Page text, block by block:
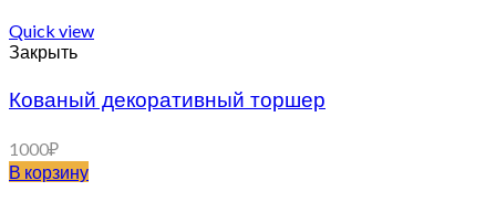
Quick view
Закрыть
Кованый декоративный торшер
1000₽
В корзину